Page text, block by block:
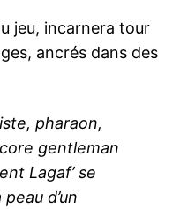
jeu, incarnera tour
ancrés dans des
pharaon,
gentleman
Lagaf’ se
d’un